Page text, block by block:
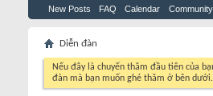
New Posts FAQ Calendar Community
Diễn đàn
Nếu đây là chuyến thăm đầu tiên của
đàn mà bạn muốn ghé thăm ở bên dưới.